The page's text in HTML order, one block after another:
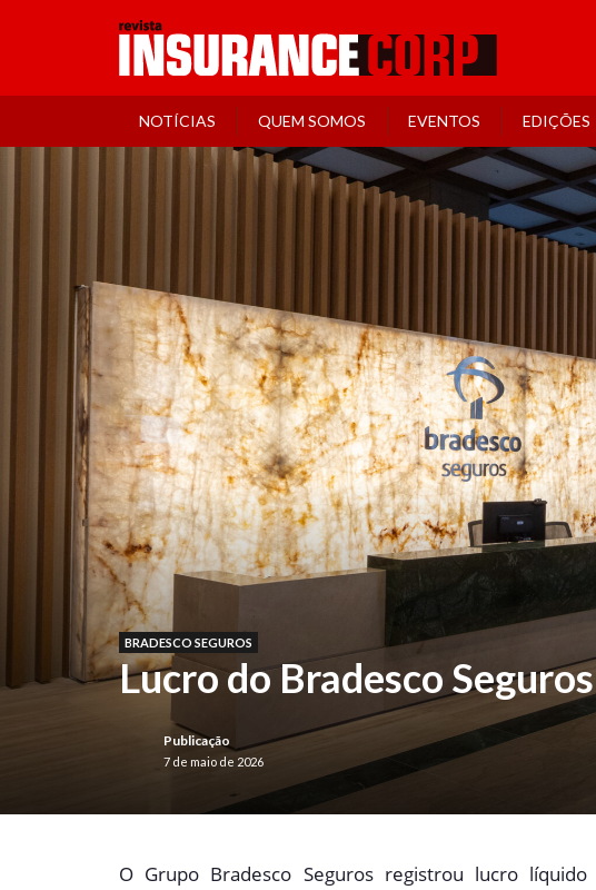
NOTÍCIAS QUEM SOMOS EVENTOS EDIÇÕES
BRADESCO SEGUROS
Lucro do Bradesco
Publicação
7 de maio de 2026
O Grupo Bradesco Seguros registrou lucro